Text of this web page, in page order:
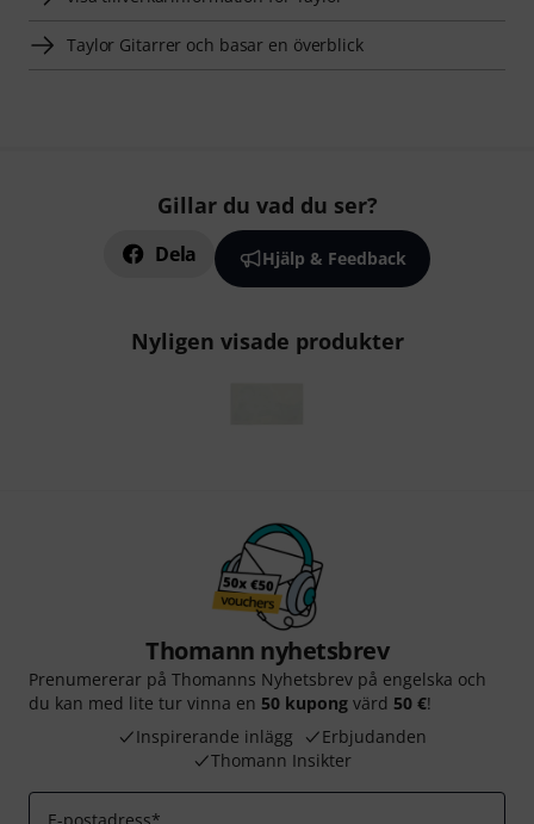
Taylor Gitarrer och basar en överblick
Gillar du vad du ser?
Dela Hjälp & Feedback
Nyligen visade produkter
Thomann nyhetsbrev
Prenumererar på Thomanns Nyhetsbrev på engelska och
du kan med lite tur vinna en 50 kupong värd 50 €!
Inspirerande inlägg
Erbjudanden
Thomann Insikter